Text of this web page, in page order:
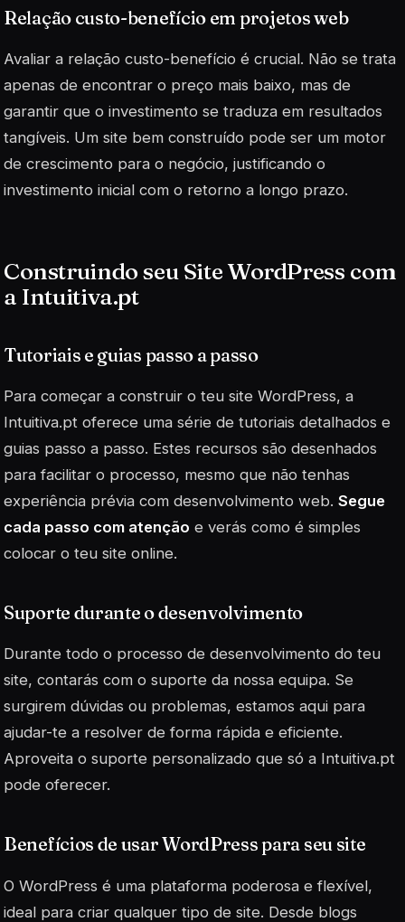
Relação custo-benefício em projetos web
Avaliar a relação custo-benefício é crucial. Não se trata
apenas de encontrar o preço mais baixo, mas de
garantir que o investimento se traduza em resultados
tangíveis. Um site bem construído pode ser um motor
de crescimento para o negócio, justificando o
investimento inicial com o retorno a longo prazo.
Construindo seu Site WordPress com
a Intuitiva.pt
Tutoriais e guias passo a passo
Para começar a construir o teu site WordPress, a
Intuitiva.pt oferece uma série de tutoriais detalhados e
guias passo a passo. Estes recursos são desenhados
para facilitar o processo, mesmo que não tenhas
experiência prévia com desenvolvimento web. Segue
cada passo com atenção e verás como é simples
colocar o teu site online.
Suporte durante o desenvolvimento
Durante todo o processo de desenvolvimento do teu
site, contarás com o suporte da nossa equipa. Se
surgirem dúvidas ou problemas, estamos aqui para
ajudar-te a resolver de forma rápida e eficiente.
Aproveita o suporte personalizado que só a Intuitiva.pt
pode oferecer.
Benefícios de usar WordPress para seu site
O WordPress é uma plataforma poderosa e flexível,
ideal para criar qualquer tipo de site. Desde blogs